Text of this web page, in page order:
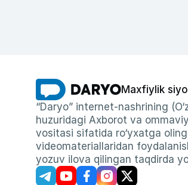
Maxfiylik
“Daryo” internet-nashrining
huzuridagi Axborot va
vositasi sifatida ro‘yxatga
videomateriallaridan
yozuv ilova qilingan taqdirda